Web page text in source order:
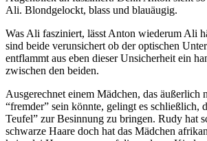
Ali. Blondgelockt, blass und blauäugig.
Was Ali fasziniert, lässt Anton wiederum Ali
sind beide verunsichert ob der optischen
entflammt aus eben dieser Unsicherheit ein
zwischen den beiden.
Ausgerechnet einem Mädchen, das äußerlich
“fremder” sein könnte, gelingt es schließlich,
Teufel” zur Besinnung zu bringen. Rudy hat
schwarze Haare doch hat das Mädchen